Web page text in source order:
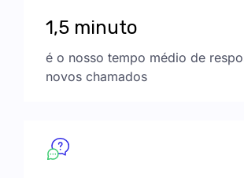
1,5 minuto
é o nosso tempo médio de
novos chamados